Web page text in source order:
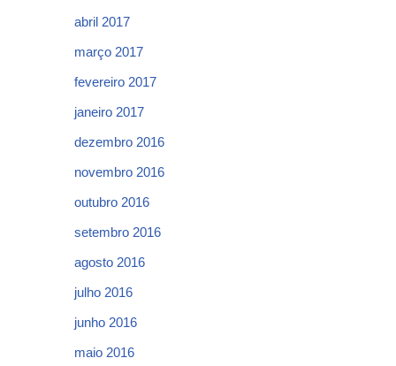
abril 2017
março 2017
fevereiro 2017
janeiro 2017
dezembro 2016
novembro 2016
outubro 2016
setembro 2016
agosto 2016
julho 2016
junho 2016
maio 2016